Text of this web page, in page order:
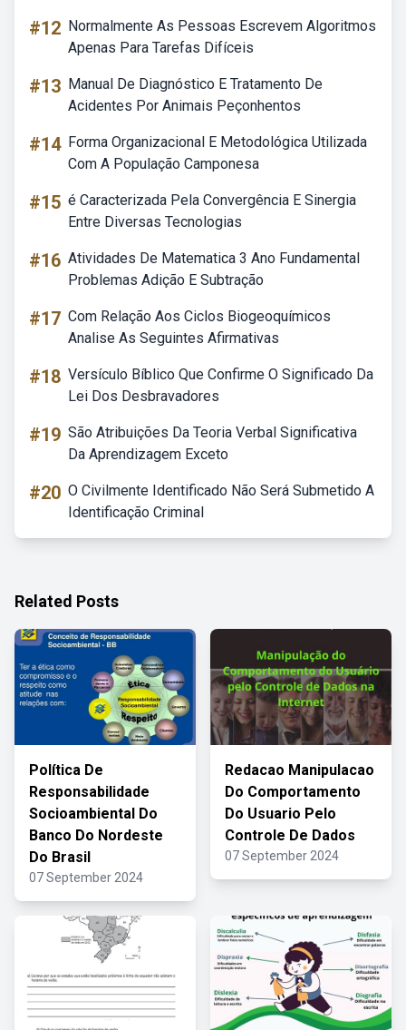
#12 Normalmente As Pessoas Escrevem Algoritmos
Apenas Para Tarefas Difíceis
#13 Manual De Diagnóstico E Tratamento De
Acidentes Por Animais Peçonhentos
#14 Forma Organizacional E Metodológica Utilizada
Com A População Camponesa
#15 é Caracterizada Pela Convergência E Sinergia
Entre Diversas Tecnologias
#16 Atividades De Matematica 3 Ano Fundamental
Problemas Adição E Subtração
#17 Com Relação Aos Ciclos Biogeoquímicos
Analise As Seguintes Afirmativas
#18 Versículo Bíblico Que Confirme O Significado Da
Lei Dos Desbravadores
#19 São Atribuições Da Teoria Verbal Significativa
Da Aprendizagem Exceto
#20 O Civilmente Identificado Não Será Submetido A
Identificação Criminal
Related Posts
Política De
Responsabilidade
Socioambiental Do
Banco Do Nordeste
Do Brasil
07 September 2024
Redacao Manipulacao
Do Comportamento
Do Usuario Pelo
Controle De Dados
07 September 2024